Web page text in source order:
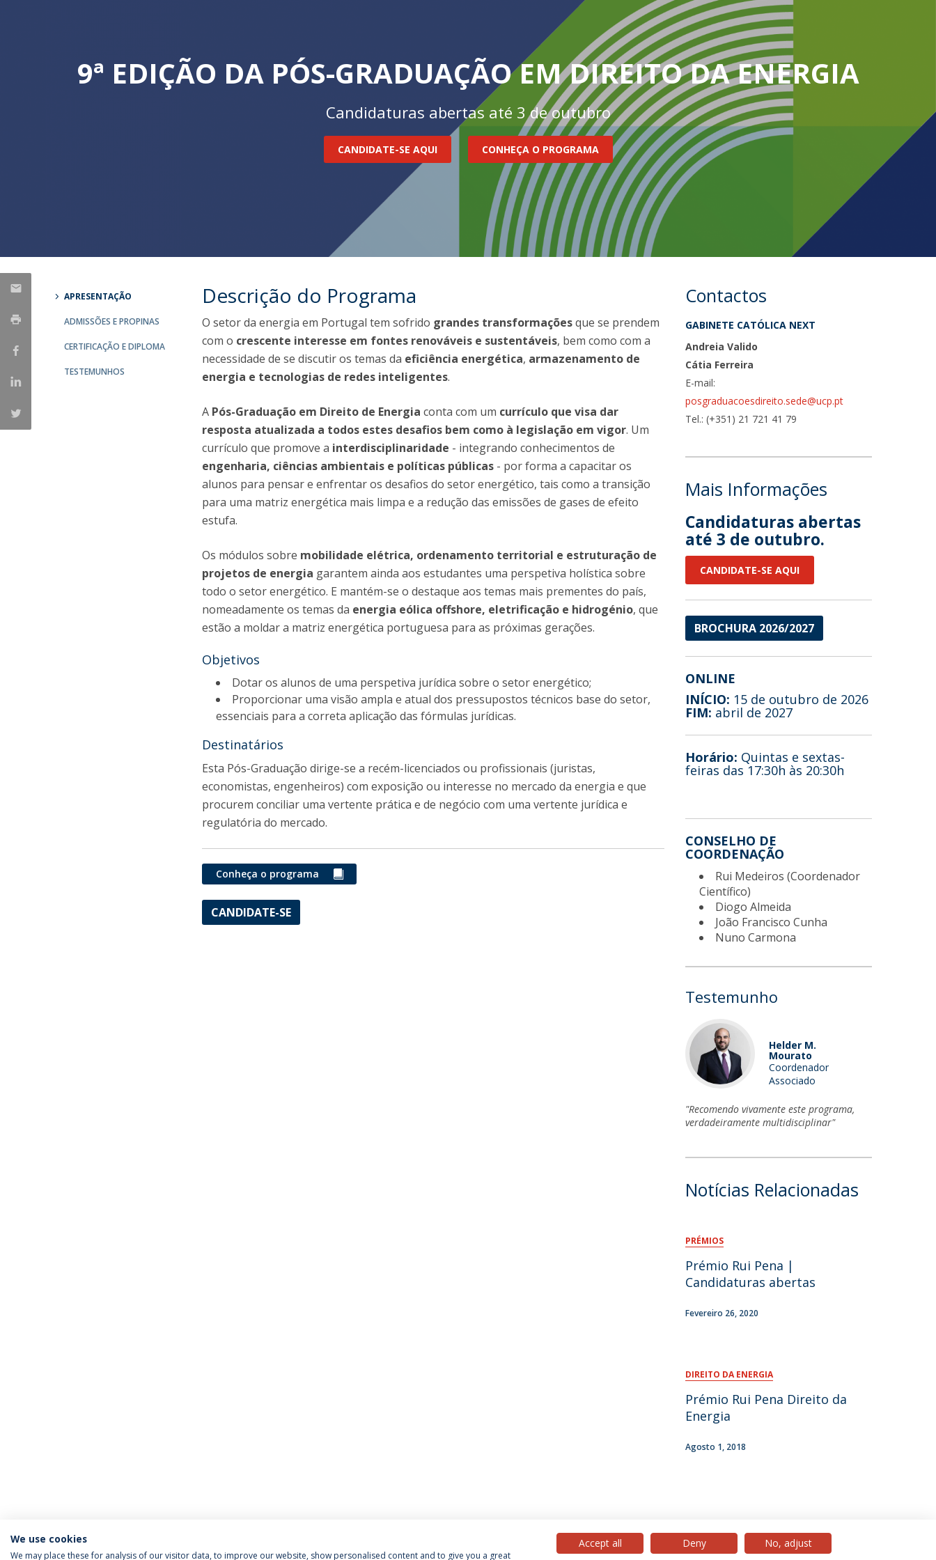
9ª EDIÇÃO DA PÓS-GRADUAÇÃO EM DIREITO DA ENERGIA
Candidaturas abertas até 3 de outubro
CANDIDATE-SE AQUI CONHEÇA O PROGRAMA
APRESENTAÇÃO
ADMISSÕES E PROPINAS
CERTIFICAÇÃO E DIPLOMA
TESTEMUNHOS
Descrição do Programa
O setor da energia em Portugal tem sofrido grandes transformaçõesque se prendem
com o crescente interesse em fontes renováveis e sustentáveis, bem como com a
necessidade de se discutir os temas da eficiência energética, armazenamento de
energia e tecnologias de redes inteligentes.
A Pós-Graduação em Direito de Energia conta com um currículo que visa dar
resposta atualizada a todos estes desafios bem como à legislação em vigor. Um
currículo que promove a interdisciplinaridade - integrando conhecimentos de
engenharia, ciências ambientais e políticas públicas - por forma a capacitar os
alunos para pensar e enfrentar os desafios do setor energético, tais como a transição
para uma matriz energética mais limpa e a redução das emissões de gases de efeito
estufa.
Os módulos sobre mobilidade elétrica, ordenamento territorial e estruturação de
projetos de energia garantem ainda aos estudantes uma perspetiva holística sobre
todo o setor energético. E mantém-se o destaque aos temas mais prementes do país,
nomeadamente os temas da energia eólica offshore, eletrificação e hidrogénio, que
estão a moldar a matriz energética portuguesa para as próximas gerações.
Objetivos
Dotar os alunos de uma perspetiva jurídica sobre o setor energético;
Proporcionar uma visão ampla e atual dos pressupostos técnicos base do setor,
essenciais para a correta aplicação das fórmulas jurídicas.
Destinatários
Esta Pós-Graduação dirige-se a recém-licenciados ou profissionais (juristas,
economistas, engenheiros) com exposição ou interesse no mercado da energia e que
procurem conciliar uma vertente prática e de negócio com uma vertente jurídica e
regulatória do mercado.
Conheça o programa
CANDIDATE-SE
Contactos
GABINETE CATÓLICA NEXT
Andreia Valido
Cátia Ferreira
E-mail:
posgraduacoesdireito.sede@ucp.pt
Tel.: (+351) 21 721 41 79
Mais Informações
Candidaturas abertas
até 3 de outubro.
CANDIDATE-SE AQUI
BROCHURA 2026/2027
ONLINE
INÍCIO: 15 de outubro de 2026
FIM: abril de 2027
Horário: Quintas e sextas-
feiras das 17:30h às 20:30h
CONSELHO DE
COORDENAÇÃO
Rui Medeiros (Coordenador
Científico)
Diogo Almeida
João Francisco Cunha
Nuno Carmona
Testemunho
Helder M.
Mourato
Coordenador
Associado
"Recomendo vivamente este programa,
verdadeiramente multidisciplinar"
Notícias Relacionadas
PRÉMIOS
Prémio Rui Pena |
Candidaturas abertas
Fevereiro 26, 2020
DIREITO DA ENERGIA
Prémio Rui Pena Direito da
Energia
Agosto 1, 2018
We use cookies
We may place these for analysis of our visitor data, to improve our website, show personalised content and to give you a great
Accept all Deny No, adjust